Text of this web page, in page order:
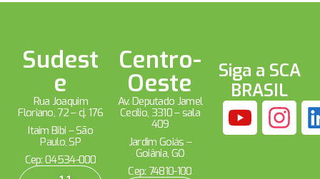
Sudest
e
Rua Joaquim
Floriano, 72 – cj. 176
Itaim Bibi – São
Paulo, SP
Cep: 04534-000
Centro-
Oeste
Av. Deputado Jamel
Cecílio, 3310 – sala
409
Jardim Goiás –
Goiânia, GO
Cep: 74810-100
Siga a SCA
BRASIL